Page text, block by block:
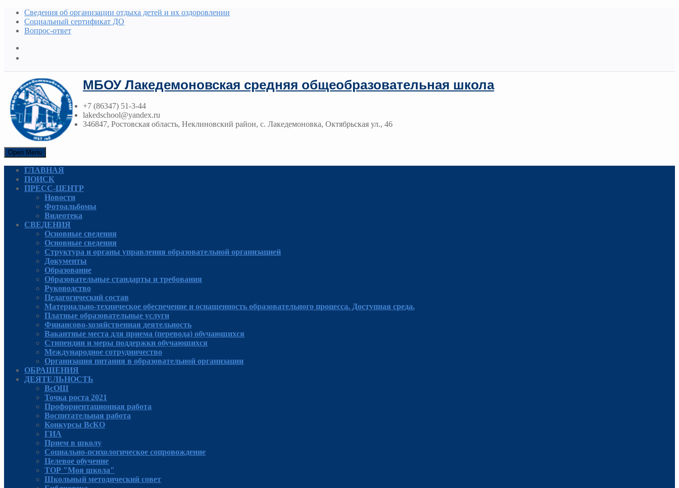
Сведения об организации отдыха детей и их оздоровлении
Социальный сертификат ДО
Вопрос-ответ
МБОУ Лакедемоновская средняя общеобразовательная школа
+7 (86347) 51-3-44
lakedschool@yandex.ru
346847, Ростовская область, Неклиновский район, с. Лакедемоновка, Октябрьская ул., 46
Open Menu
ГЛАВНАЯ
ПОИСК
ПРЕСС-ЦЕНТР
Новости
Фотоальбомы
Видеотека
СВЕДЕНИЯ
Основные сведения
Основные сведения
Структура и органы управления образовательной организацией
Документы
Образование
Образовательные стандарты и требования
Руководcтво
Педагогический состав
Материально-техническое обеспечение и оснащенность образовательного процесса. Доступная среда.
Платные образовательные услуги
Финансово-хозяйственная деятельность
Вакантные места для приема (перевода) обучающихся
Стипендии и меры поддержки обучающихся
Международное сотрудничество
Организация питания в образовательной организации
ОБРАЩЕНИЯ
ДЕЯТЕЛЬНОСТЬ
ВсОШ
Точка роста 2021
Профориентационная работа
Воспитательная работа
Конкурсы ВсКО
ГИА
Прием в школу
Социально-психологическое сопровождение
Целевое обучение
ТОР "Моя школа"
Школьный методический совет